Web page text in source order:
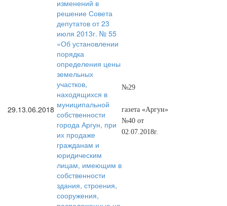
29.13.06.2018
изменений в
решение Совета
депутатов от 23
июля 2013г. № 55
«Об установлении
порядка
определения цены
земельных
участков,
находящихся в
муниципальной
собственности
города Аргун, при
их продаже
гражданам и
юридическим
лицам, имеющим в
собственности
здания, строения,
сооружения,
№29
газета «Аргун»
№40 от
02.07.2018г.